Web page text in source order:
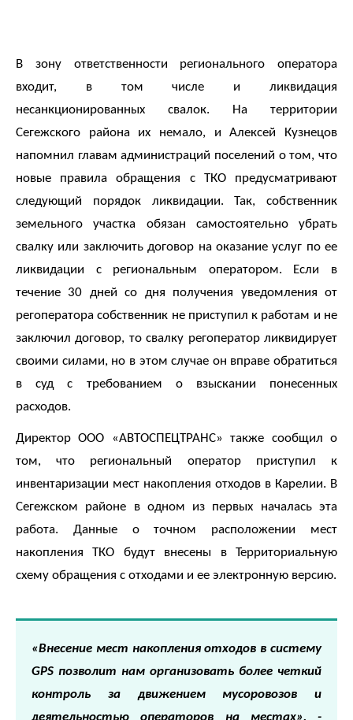
дубликатов
и
актов
сверок;
в
запросах
обязательно
№
договора)
запросы
направлять
эл.
почту
info@rotko10.ru
Для
физических
лиц
karelia.ru
;
8
(8142)
07
;
по
телефона,
указанному
информационной
В зону ответственности регионального оператора
входит, в том числе и ликвидация
несанкционированных свалок. На территории
Сегежского района их немало, и Алексей Кузнецов
напомнил главам администраций поселений о том, что
новые правила обращения с ТКО предусматривают
следующий порядок ликвидации. Так, собственник
земельного участка обязан самостоятельно убрать
свалку или заключить договор на оказание услуг по ее
ликвидации с региональным оператором. Если в
течение 30 дней со дня получения уведомления от
регоператора собственник не приступил к работам и не
заключил договор, то свалку регоператор ликвидирует
своими силами, но в этом случае он вправе обратиться
в суд с требованием о взыскании понесенных
расходов.
Директор ООО «АВТОСПЕЦТРАНС» также сообщил о
том, что региональный оператор приступил к
инвентаризации мест накопления отходов в Карелии. В
Сегежском районе в одном из первых началась эта
работа. Данные о точном расположении мест
накопления ТКО будут внесены в Территориальную
схему обращения с отходами и ее электронную версию.
«Внесение мест накопления отходов в систему
GPS позволит нам организовать более четкий
контроль за движением мусоровозов и
деятельностью операторов на местах», -